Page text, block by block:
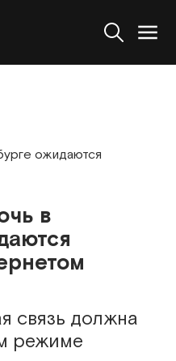
ожидаются
в
связь должна
режиме